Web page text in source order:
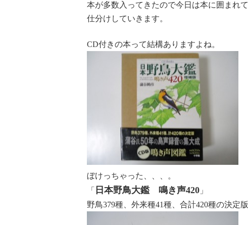
本が多数入ってきたので今日は本に囲まれ
仕分けしていきます。
CD付きの本って結構ありますよね。
ぼけっちゃった、、、。
「 日本野鳥大鑑 鳴き声420 」
野鳥379種、外来種41種、合計420種の決定版